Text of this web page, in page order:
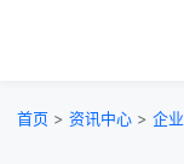
首页 > 资讯中心 > 企